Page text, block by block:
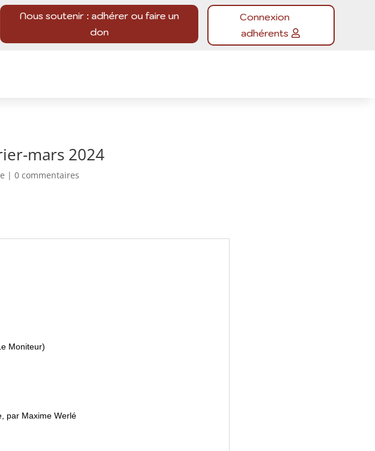
Nous soutenir : adhérer ou faire un
don
Connexion
adhérents
mars 2024
| 0 commentaires
Moniteur)
par Maxime Werlé